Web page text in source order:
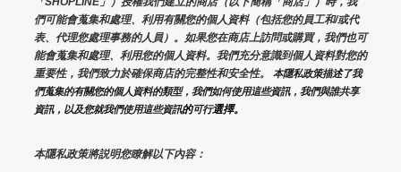
們可能會蒐集和處理、利用有關您的個人資料（包括您的員工和/或代
表、代理您處理事務的人員）。如果您在商店上訪問或購買，我們也可
能會蒐集和處理、利用您的個人資料。我們充分意識到個人資料對您的
重要性，我們致力於確保商店的完整性和安全性。
本隱私政策描述了我
們蒐集的有關您的個人資料的類型，我們如何使用這些資訊，我們與誰共享
資訊，以及您就我們使用這些資訊的可行選擇。
本隱私政策將説明您瞭解以下內容：